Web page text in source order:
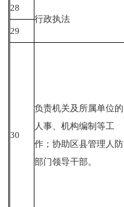
28
行政执法
29
30
负责机关及所属单位的
人事、机构编制等工
作；协助区县管理人防
部门领导干部。